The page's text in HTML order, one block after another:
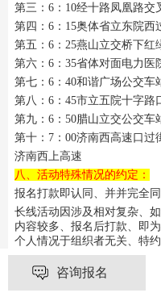
第三：6：10经十路凤凰路交
第四：6：15奥体省立东院西
第五：6：25燕山立交桥下红
第六：6：35省体对面电力医
第七：6：40和谐广场公交车
第八：6：45市立五院十字路
第九：6：50腊山立交公交车
第十：7：00济南西高速口过
济南西上高速
八、活动特殊情况的约定：
报名打款即认同、并并完全同
长线活动因涉及相对复杂、
内容较多、报名后打款、即
个人情况于组织者无关、特
本约定。请勿纠缠、请勿纠缠
1、因个人原因打款后无法
同时打款的队员即为确认。
咨询报名